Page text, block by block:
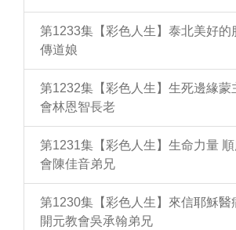
第1233集【彩色人生】泰北美好的
傳道娘
第1232集【彩色人生】生死邊緣蒙
會林恩智長老
第1231集【彩色人生】生命力量
會陳佳音弟兄
第1230集【彩色人生】來信耶穌醫
開元教會吳承翰弟兄